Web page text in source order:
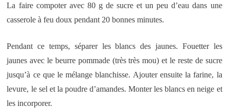
La faire compoter avec 80 g de sucre et un peu d’eau dans une
casserole à feu doux pendant 20 bonnes minutes.
Pendant ce temps, séparer les blancs des jaunes. Fouetter les
jaunes avec le beurre pommade (très très mou) et le reste de sucre
jusqu’à ce que le mélange blanchisse. Ajouter ensuite la farine, la
levure, le sel et la poudre d’amandes. Monter les blancs en neige et
les incorporer.